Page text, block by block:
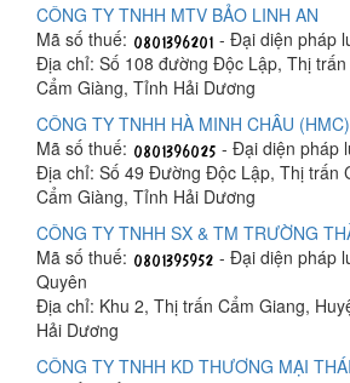
CÔNG TY TNHH MTV BẢO LINH AN
Mã số thuế:
- Đại diện pháp
Địa chỉ: Số 108 đường Độc Lập, Thị trấn
Cẩm Giàng, Tỉnh Hải Dương
CÔNG TY TNHH HÀ MINH CHÂU (HMC)
Mã số thuế:
- Đại diện pháp
Địa chỉ: Số 49 Đường Độc Lập, Thị trấn
Cẩm Giàng, Tỉnh Hải Dương
CÔNG TY TNHH SX & TM TRƯỜNG
Mã số thuế:
- Đại diện pháp
Quyên
Địa chỉ: Khu 2, Thị trấn Cẩm Giang,
Hải Dương
CÔNG TY TNHH KD THƯƠNG MẠI